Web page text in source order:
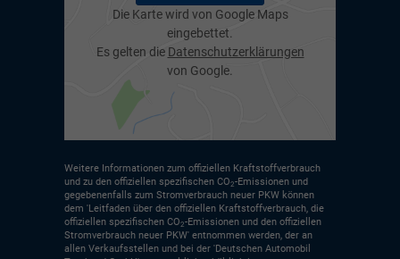
Die Karte wird von Google Maps
eingebettet.
Es gelten die Datenschutzerklärungen
von Google.
Weitere Informationen zum offiziellen Kraftstoffverbrauch
und zu den offiziellen spezifischen CO2-Emissionen und
gegebenenfalls zum Stromverbrauch neuer PKW können
dem 'Leitfaden über den offiziellen Kraftstoffverbrauch, die
offiziellen spezifischen CO2-Emissionen und den offiziellen
Stromverbrauch neuer PKW' entnommen werden, der an
allen Verkaufsstellen und bei der 'Deutschen Automobil